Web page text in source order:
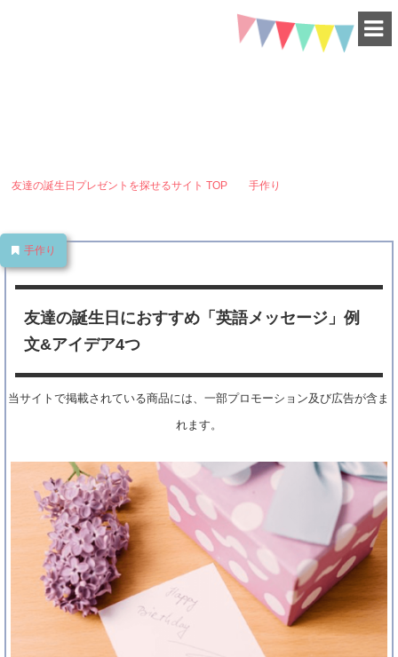
友達の誕生日プレゼントを探せるサイト TOP 手作り
手作り
友達の誕生日におすすめ「英語メッセージ」例
文&アイデア4つ
当サイトで掲載されている商品には、一部プロモーション及び広告が含ま
れます。